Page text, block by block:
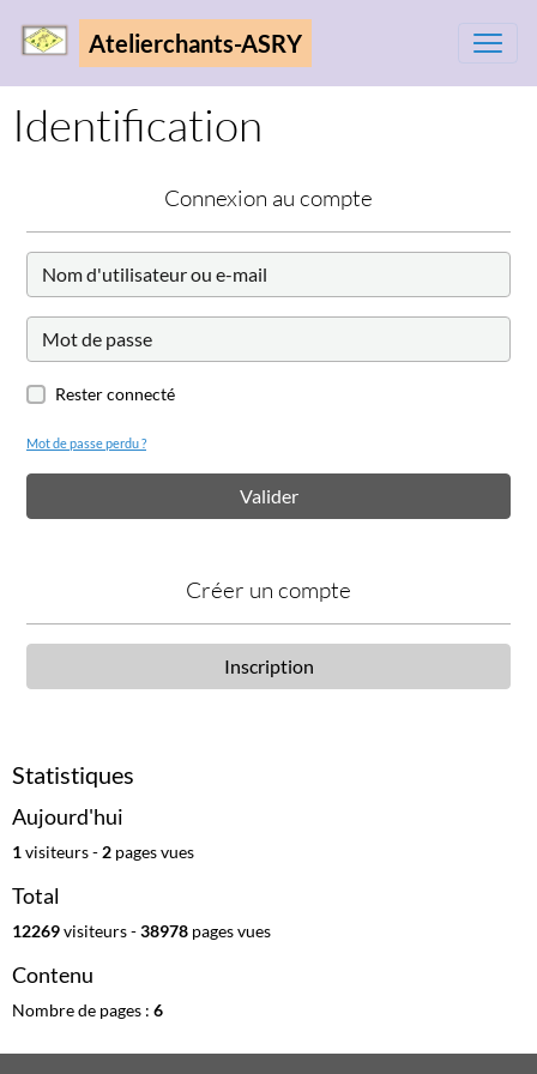
Atelierchants-ASRY
Identification
Connexion au compte
Rester connecté
Mot de passe perdu ?
Valider
Créer un compte
Inscription
Statistiques
Aujourd'hui
1visiteurs - 2 pages vues
Total
12269visiteurs -38978 pages vues
Contenu
Nombre de pages : 6